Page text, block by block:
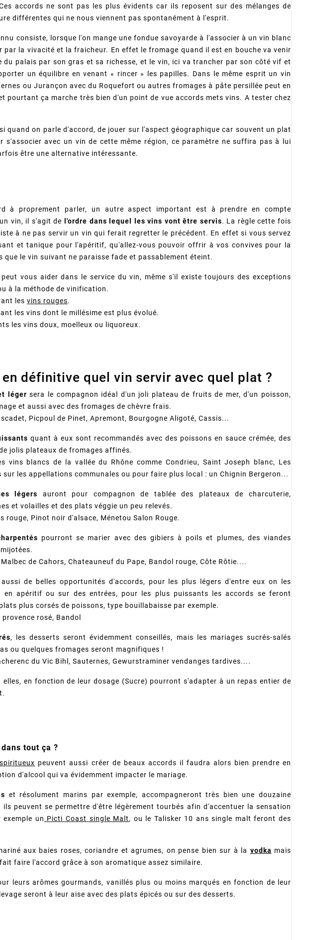
accords ne sont pas les plus évidents car ils reposent sur des mélanges de
différentes qui ne nous viennent pas spontanément à l'esprit.
consiste, lorsque l'on mange une fondue savoyarde à l'associer à un vin blanc
par la vivacité et la fraicheur. En effet le fromage quand il est en bouche va venir
du palais par son gras et sa richesse, et le vin, ici va trancher par son côté vif et
un équilibre en venant « rincer » les papilles. Dans le même esprit un vin
ou Jurançon avec du Roquefort ou autres fromages à pâte persillée peut en
pourtant ça marche très bien d'un point de vue accords mets vins. A tester chez
quand on parle d'accord, de jouer sur l'aspect géographique car souvent un plat
s'associer avec un vin de cette même région, ce paramètre ne suffira pas à lui
être une alternative intéressante.
à proprement parler, un autre aspect important est à prendre en compte
vin, il s'agit de
l'ordre dans lequel les vins vont être servis. La règle cette fois
à ne pas servir un vin qui ferait regretter le précédent. En effet si vous servez
et tanique pour l'apéritif, qu'allez-vous pouvoir offrir à vos convives pour la
que le vin suivant ne paraisse fade et passablement éteint.
vous aider dans le service du vin, même s'il existe toujours des exceptions
à la méthode de vinification.
lesvins rouges.
les vins dont le millésime est plus évolué.
les vins doux, moelleux ou liquoreux.
définitive quel vin servir avec quel plat ?
léger sera le compagnon idéal d'un joli plateau de fruits de mer, d'un poisson,
et aussi avec des fromages de chèvre frais.
Picpoul de Pinet, Apremont, Bourgogne Aligoté, Cassis...
quant à eux sont recommandés avec des poissons en sauce crémée, des
jolis plateaux de fromages affinés.
vins blancs de la vallée du Rhône comme Condrieu, Saint Joseph blanc, Les
sur les appellations communales ou pour faire plus local : un Chignin Bergeron...
légers auront pour compagnon de tablée des plateaux de charcuterie,
et volailles et des plats véggie un peu relevés.
rouge, Pinot noir d'alsace, Ménetou Salon Rouge.
pourront se marier avec des gibiers à poils et plumes, des viandes
de Cahors, Chateauneuf du Pape, Bandol rouge, Côte Rôtie....
de belles opportunités d'accords, pour les plus légers d'entre eux on les
en apéritif ou sur des entrées, pour les plus puissants les accords se feront
plus corsés de poissons, type bouillabaisse par exemple.
provence rosé, Bandol
, les desserts seront évidemment conseillés, mais les mariages sucrés-salés
ou quelques fromages seront magnifiques !
du Vic Bihl, Sauternes, Gewurstraminer vendanges tardives....
elles, en fonction de leur dosage (Sucre) pourront s'adapter à un repas entier de
tout ça ?
spiritueux peuvent aussi créer de beaux accords il faudra alors bien prendre en
d'alcool qui va évidemment impacter le mariage.
et résolument marins par exemple, accompagneront très bien une douzaine
ils peuvent se permettre d'être légèrement tourbés afin d'accentuer la sensation
exemple un Picti Coast single Malt, ou le Talisker 10 ans single malt feront des
aux baies roses, coriandre et agrumes, on pense bien sur à la vodka mais
faire l'accord grâce à son aromatique assez similaire.
leurs arômes gourmands, vanillés plus ou moins marqués en fonction de leur
seront à leur aise avec des plats épicés ou sur des desserts.